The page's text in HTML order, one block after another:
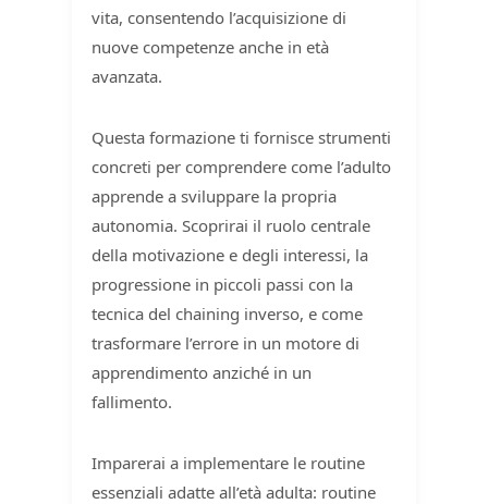
vita, consentendo l’acquisizione di
nuove competenze anche in età
avanzata.
Questa formazione ti fornisce strumenti
concreti per comprendere come l’adulto
apprende a sviluppare la propria
autonomia. Scoprirai il ruolo centrale
della motivazione e degli interessi, la
progressione in piccoli passi con la
tecnica del chaining inverso, e come
trasformare l’errore in un motore di
apprendimento anziché in un
fallimento.
Imparerai a implementare le routine
essenziali adatte all’età adulta: routine